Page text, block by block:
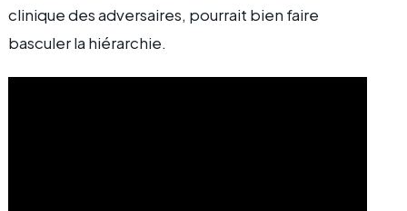
clinique des adversaires, pourrait bien faire
basculer la hiérarchie.